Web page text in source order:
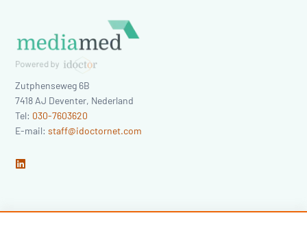
Zutphenseweg 6B
7418 AJ Deventer, Nederland
Tel: 030-7603620
E-mail:staff@idoctornet.com